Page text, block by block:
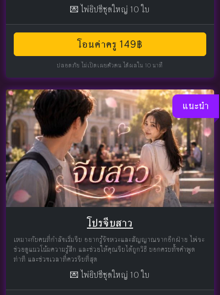
💌 ไพ่ยิปซีชุดใหญ่ 10 ใบ
โอนค่าครู 149฿
ปลอดภัย ไม่เปิดเผยตัวตน ได้ผลใน 10 นาที
แนะนำ
โปรจีบสาว
เหมาะกับคนที่กำลังเริ่มจีบ อยากรู้จังหวะและสัญญาณจากอีกฝ่าย ไพ่จะ
ช่วยดูแนวโน้มความรู้สึก และช่วยให้คุณจีบได้ถูกวิธี บอกครบทั้งคำพูด
ท่าที และช่วงเวลาที่ควรจีบที่สุด
💌 ไพ่ยิปซีชุดใหญ่ 10 ใบ